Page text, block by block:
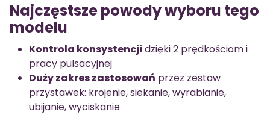
Najczęstsze powody wyboru tego
modelu
Kontrola konsystencji dzięki 2 prędkościom i
pracy pulsacyjnej
Duży zakres zastosowań przez zestaw
przystawek: krojenie, siekanie, wyrabianie,
ubijanie, wyciskanie